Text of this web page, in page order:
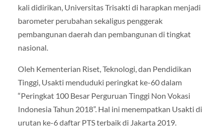
kali didirikan, Universitas Trisakti di harapkan menjadi
barometer perubahan sekaligus penggerak
pembangunan daerah dan pembangunan di tingkat
nasional.
Oleh Kementerian Riset, Teknologi, dan Pendidikan
Tinggi, Usakti menduduki peringkat ke-60 dalam
“Peringkat 100 Besar Perguruan Tinggi Non Vokasi
Indonesia Tahun 2018”. Hal ini menempatkan Usakti di
urutan ke-6 daftar PTS terbaik di Jakarta 2019.